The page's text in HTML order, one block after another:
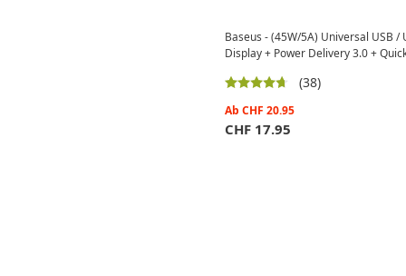
Baseus - (45W/5A) Universal USB
Display + Power Delivery 3.0 +
(38)
Ab CHF 20.95
CHF 17.95